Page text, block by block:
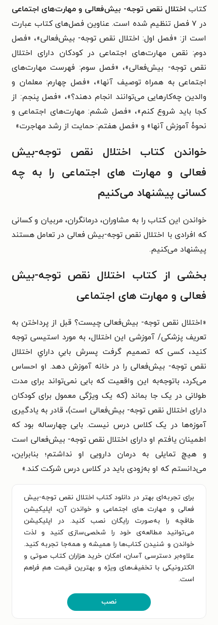
کتاب اختلال نقص توجه- بیش‌فعالی و مهارت‌های اجتماعی
در ۷ فصل تنظیم شده است. عناوین فصل‌های کتاب عبارت
است از: «فصل اول: اختلال نقص توجه- بیش‌فعالی»، «فصل
دوم: نقص مهارت‌های اجتماعی در کودکان دارای اختلال
نقص توجه- بیش‌فعالی»، «فصل سوم: فهرست مهارت‌های
اجتماعی به همراه توصیف آنها»، «فصل چهارم: معلمان و
والدین چه‌کارهایی می‌توانند انجام دهند؟»، «فصل پنجم: از
کجا باید شروع کنم»، «فصل ششم: مهارت‌های اجتماعی و
نحوۀ آموزش آنها» و «فصل هفتم: حمایت از رشد مهاجرت»
خواندن کتاب اختلال نقص توجه-بیش
فعالی و مهارت های اجتماعی را به چه
کسانی پیشنهاد می‌کنیم
خواندن این کتاب را به مشاوران، درمانگران، مربیان و کسانی
که افرادی با اختلال نقص توجه-بیش فعالی در تعامل هستند
پیشنهاد می‌کنیم.
بخشی از کتاب اختلال نقص توجه-بیش
فعالی و مهارت های اجتماعی
«اختلال نقص توجه- بیش‌فعالی چیست؟ قبل از پرداختن به
تعریف پزشکی/ آموزشی این اختلال، به مورد استیسی توجه
کنید، کسی که تصمیم گرفت پسرش بابیِ داراي اختلال
نقص توجه- بیش‌فعالی را در خانه آموزش دهد. او احساس
می‌کرد، باتوجه‌به این واقعیت که بابی نمی‌تواند برای مدت
طولانی در یک جا بماند (که یک ویژگی معمول برای کودکان
دارای اختلال نقص توجه- بیش‌فعالی است)، قادر به یادگیری
آموزه‌ها در یک کلاس درس نیست. بابی چهار‌ساله بود که
اطمینان یافتم او دارای اختلال نقص توجه- بیش‌فعالی است
و هیچ تمایلی به درمان دارویی او نداشتم؛ بنابراین،
می‌دانستم که او به‌زودی باید در کلاس درس شرکت کند.»
برای تجربه‌ای بهتر در دانلود کتاب اختلال نقص توجه-بیش
فعالی و مهارت های اجتماعی و خواندن آن، اپلیکیشن
طاقچه را به‌صورت رایگان نصب کنید. در اپلیکیشن
می‌توانید مطالعه‌ی خود را شخصی‌سازی کنید و لذت
خواندن و شنیدن کتاب‌ها را همیشه و همه‌جا تجربه کنید.
علاوه‌بر دسترسی آسان، امکان خرید هزاران کتاب صوتی و
الکترونیکی با تخفیف‌های ویژه و بهترین قیمت هم فراهم
است.
نصب